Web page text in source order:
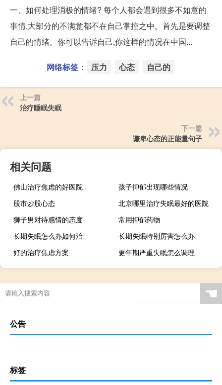
一、如何处理消极的情绪? 每个人都会遇到很多不如意的
事情,大部分的不满意都不在自己掌控之中。首先是要调整
自己的情绪。你可以告诉自己,你这样的情况在中国...
网络标签： 压力 心态 自己的
上一篇
治疗睡眠失眠
下一篇
谦卑心态的正能量句子
相关问题
佛山治疗焦虑的好医院
孩子抑郁出现哪些情况
股市炒股心态
北京哪里治疗失眠最好的医院
狮子男对待感情的态度
常用抑郁药物
长期失眠怎么办如何治
长期失眠特别厉害怎么办
好的治疗焦虑方案
更年期严重失眠怎么调理
☚
公告
标签